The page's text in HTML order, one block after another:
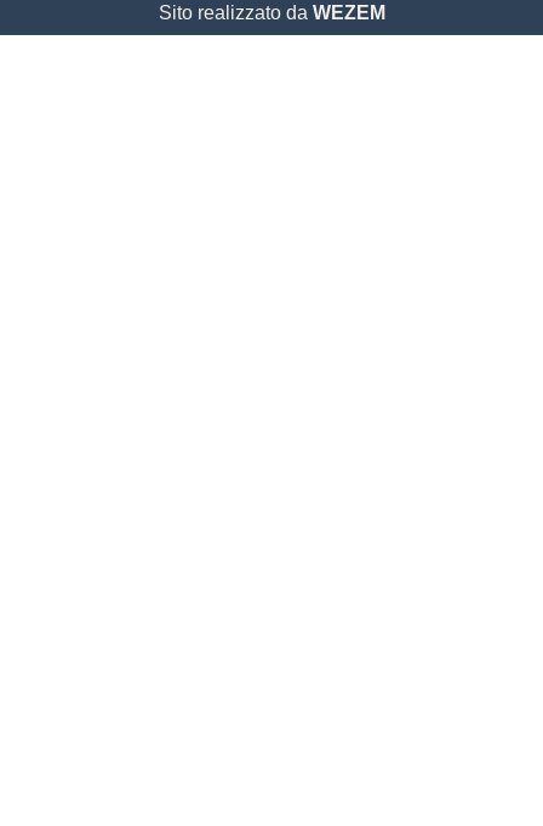
Sito realizzato da WEZEM